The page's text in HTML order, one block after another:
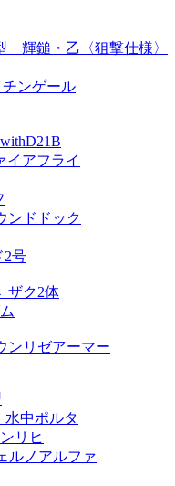
輝鎚・乙〈狙撃仕様〉
ンゲール
イアフライ
ンドドック
2号
ザク2体
ンリゼアーマー
水中ポルタ
リヒ
ルノアルファ